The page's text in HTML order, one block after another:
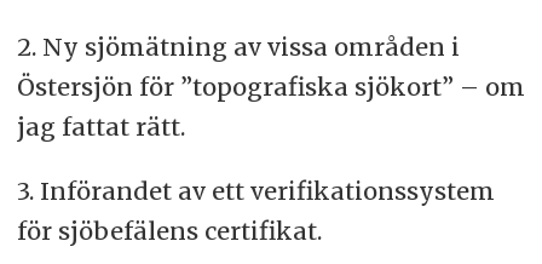
2. Ny sjömätning av vissa områden i
Östersjön för ”topografiska sjökort” – om
jag fattat rätt.
3. Införandet av ett verifikationssystem
för sjöbefälens certifikat.